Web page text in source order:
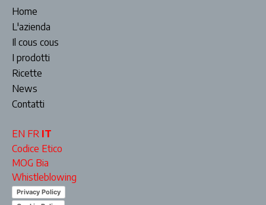
Home
L'azienda
Il cous cous
I prodotti
Ricette
News
Contatti
EN FR IT
Codice Etico
MOG Bia
Whistleblowing
Privacy Policy